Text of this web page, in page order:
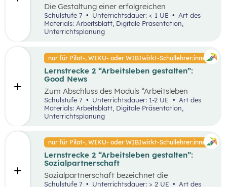
Die Gestaltung einer erfolgreichen
Geschäftsidee ist der erste Schritt in die
Selbstständigkeit und die Basis für ein
erfolgreiches Unternehmen. In diesem
erfolgreiches Unternehmen analysiert. Des
Weiteren wird auf die Motive für die Gründung
von Unternehmen näher eingegangen.
Schulstufe 7 Unterrichtsdauer: < 1 UE
Art des
Materials: Arbeitsblatt, Digitale Präsentation,
Unterrichtsplanung
nur für Pilot-, WIKU- oder WIBIwirkt-Schullehrer:innen
Lernstrecke 2 “Arbeitsleben gestalten”:
Good News
Zum Abschluss des Moduls “Arbeitsleben
gestalten” ist es wichtig, dass die Schüler:innen
sich mit positiven Nachrichten und Beispielen
auseinandersetzen, um nicht von den
Herausforderungen der Arbeitswelt überwältigt
sollen die Schüler:innen nochmals den Bereich
Entrepreneurship anhand einer sehr
erfolgreichen Unternehmensgründung (Zotter)
erarbeiten. Dies soll dabei helfen, dass komplexe
Thema für die Schüler:innen stärker zu
vertiefen.
Schulstufe 7 Unterrichtsdauer: 1-2 UE
Materials: Arbeitsblatt, Digitale Präsentation,
Unterrichtsplanung
nur für Pilot-, WIKU- oder WIBIwirkt-Schullehrer:innen
Lernstrecke 2 “Arbeitsleben gestalten”:
Sozialpartnerschaft
Sozialpartnerschaft bezeichnet die
Zusammenarbeit zwischen Arbeitgeber:innen
Schulstufe 7 Unterrichtsdauer: > 2 UE